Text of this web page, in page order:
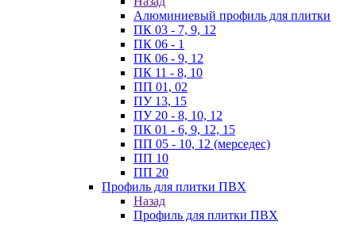
Алюминиевый профиль для плитки
ПК 03 - 7, 9, 12
ПК 06 - 1
ПК 06 - 9, 12
ПК 11 - 8, 10
ПП 01, 02
ПУ 13, 15
ПУ 20 - 8, 10, 12
ПК 01 - 6, 9, 12, 15
ПП 05 - 10, 12 (мерседес)
ПП 10
ПП 20
Профиль для плитки ПВХ
Назад
Профиль для плитки ПВХ